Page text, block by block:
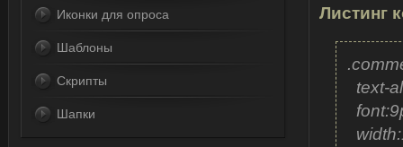
Листинг
text-
Иконки для опроса
Шаблоны
Скрипты
Шапки